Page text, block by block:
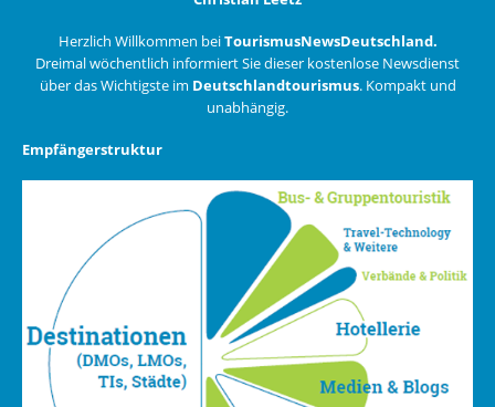
Herzlich Willkommen beiTourismusNewsDeutschland.
Dreimal wöchentlich informiert Sie dieser kostenlose Newsdienst
über das Wichtigste im Deutschlandtourismus. Kompakt und
unabhängig.
Empfängerstruktur